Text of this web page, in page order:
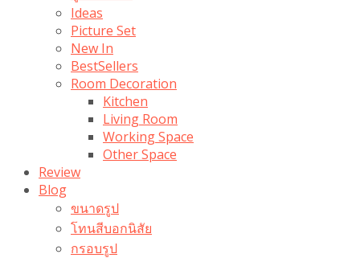
Ideas
Picture Set
New In
BestSellers
Room Decoration
Kitchen
Living Room
Working Space
Other Space
Review
Blog
ขนาดรูป
โทนสีบอกนิสัย
กรอบรูป